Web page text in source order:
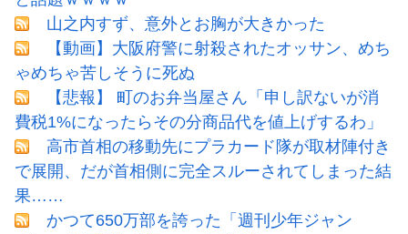
山之内すず、意外とお胸が大きかった
【動画】大阪府警に射殺されたオッサン、めち
ゃめちゃ苦しそうに死ぬ
【悲報】 町のお弁当屋さん「申し訳ないが消
費税1%になったらその分商品代を値上げするわ」
高市首相の移動先にプラカード隊が取材陣付き
で展開、だが首相側に完全スルーされてしまった結
果……
かつて650万部を誇った「週刊少年ジャン